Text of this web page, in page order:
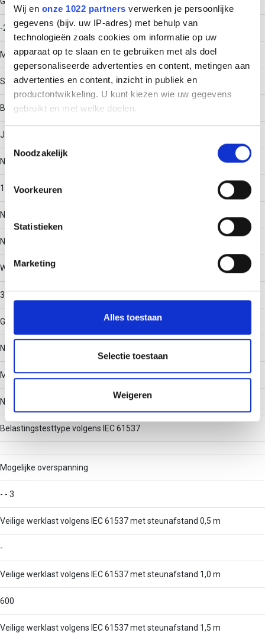
Wij en onze 1022 partners verwerken je persoonlijke
gegevens (bijv. uw IP-adres) met behulp van
technologieën zoals cookies om informatie op uw
apparaat op te slaan en te gebruiken met als doel
gepersonaliseerde advertenties en content, metingen aan
advertenties en content, inzicht in publiek en
productontwikkeling. U kunt kiezen wie uw gegevens
gebruikt en met welke doelen.
Informatie verzamelen over uw geografische locatie,
Uw apparaat identificeren door het actief te scannen
op specifieke eigenschappen (fingerprinting)
verwerkt en stel uw voorkeuren in het
detailgedeelte in.
personaliseren, om functies voor social media te bieden
en om ons websiteverkeer te analyseren. Ook delen we
partners voor social media, adverteren en analyse. Deze
partners kunnen deze gegevens combineren met andere
informatie die u aan ze heeft verstrekt of die ze hebben
verzameld op basis van uw gebruik van hun services.
Noodzakelijk
Voorkeuren
Statistieken
Marketing
Alles toestaan
Selectie toestaan
Weigeren
-20 - 120
Materiaal
Staal
Bodemperforatie
Ja
Nuttige doorsnede
1104
Nato perforatie
Nee
Werkende lengte
3000
Geschikt voor functiebehoud
Nee
Met deksel/afdekking
Nee
Belastingstesttype volgens IEC 61537
Mogelijke overspanning
- - 3
Veilige werklast volgens IEC 61537 met steunafstand 0,5 m
-
Veilige werklast volgens IEC 61537 met steunafstand 1,0 m
600
Veilige werklast volgens IEC 61537 met steunafstand 1,5 m